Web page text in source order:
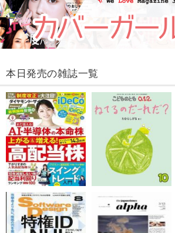
本日発売の雑誌一覧